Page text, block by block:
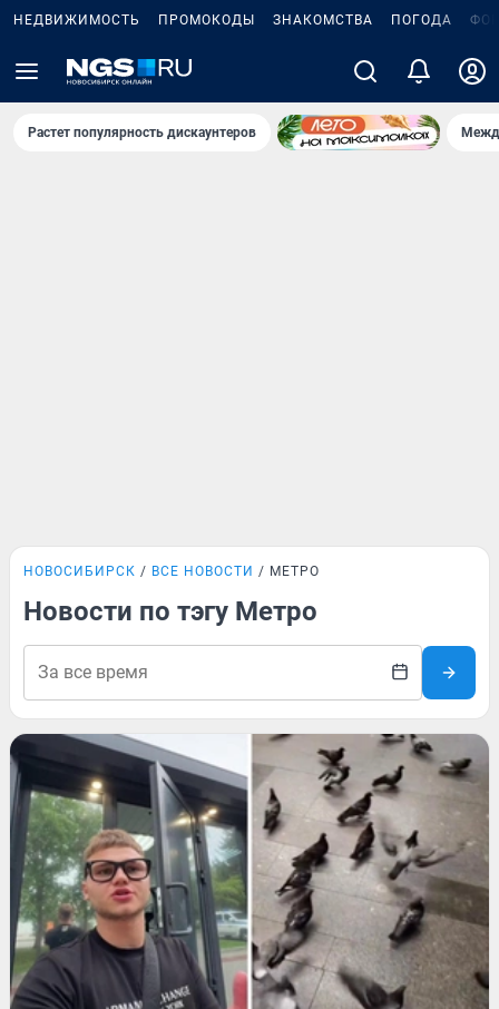
НЕДВИЖИМОСТЬ ПРОМОКОДЫ ЗНАКОМСТВА ПОГОДА
Растет популярность дискаунтеров
НОВОСИБИРСК ВСЕ НОВОСТИ МЕТРО
Новости по тэгу Метро